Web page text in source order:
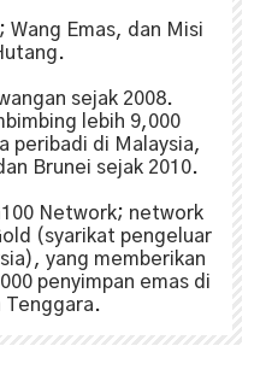
Wang Emas, dan Misi
sejak 2008.
lebih 9,000
peribadi di Malaysia,
Brunei sejak 2010.
Network; network
(syarikat pengeluar
yang memberikan
penyimpan emas di
Tenggara.